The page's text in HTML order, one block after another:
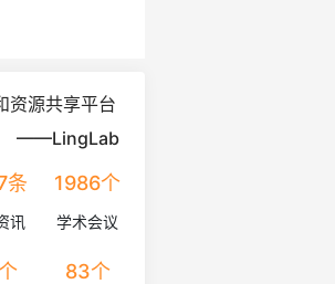
资源共享平台
——LingLab
条
讯
1986个
学术会议
83个